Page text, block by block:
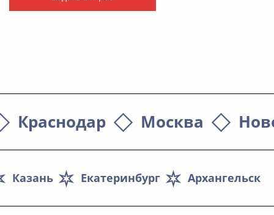
Краснодар Москва
Архангельск
Екатеринбург
Казань